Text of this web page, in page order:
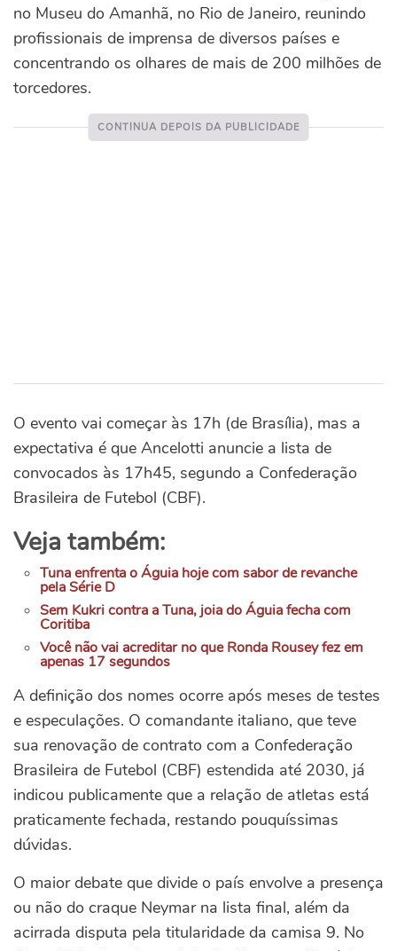
no Museu do Amanhã, no Rio de Janeiro, reunindo
profissionais de imprensa de diversos países e
concentrando os olhares de mais de 200 milhões de
torcedores.
O evento vai começar às 17h (de Brasília), mas a
expectativa é que Ancelotti anuncie a lista de
convocados às 17h45, segundo a Confederação
Brasileira de Futebol (CBF).
Veja também:
Tuna enfrenta o Águia hoje com sabor de revanche
pela Série D
Sem Kukri contra a Tuna, joia do Águia fecha com
Coritiba
Você não vai acreditar no que Ronda Rousey fez em
apenas 17 segundos
A definição dos nomes ocorre após meses de testes
e especulações. O comandante italiano, que teve
sua renovação de contrato com a Confederação
Brasileira de Futebol (CBF) estendida até 2030, já
indicou publicamente que a relação de atletas está
praticamente fechada, restando pouquíssimas
dúvidas.
O maior debate que divide o país envolve a presença
ou não do craque Neymar na lista final, além da
acirrada disputa pela titularidade da camisa 9. No